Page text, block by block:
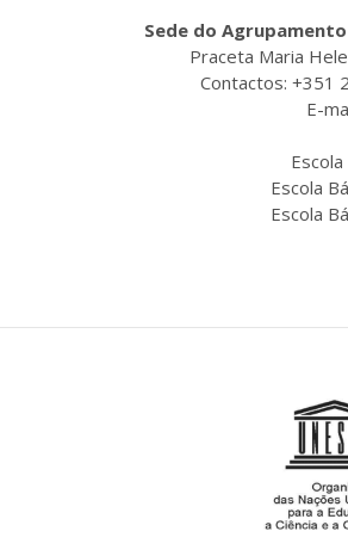
Sede do
Praceta Maria
Contactos: +351
E-
Escola
Escola